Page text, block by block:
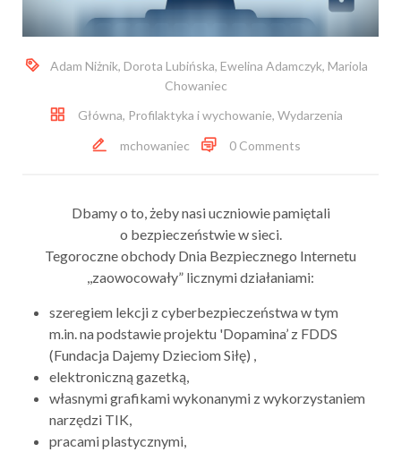
Adam Niżnik, Dorota Lubińska, Ewelina Adamczyk, Mariola
Chowaniec
Główna, Profilaktyka i wychowanie, Wydarzenia
mchowaniec
0 Comments
Dbamy o to, żeby nasi uczniowie pamiętali
o bezpieczeństwie w sieci.
Tegoroczne obchody Dnia Bezpiecznego Internetu
,,zaowocowały” licznymi działaniami:
szeregiem lekcji z cyberbezpieczeństwa w tym
m.in. na podstawie projektu 'Dopamina’ z FDDS
(Fundacja Dajemy Dzieciom Siłę) ,
elektroniczną gazetką,
własnymi grafikami wykonanymi z wykorzystaniem
narzędzi TIK,
pracami plastycznymi,